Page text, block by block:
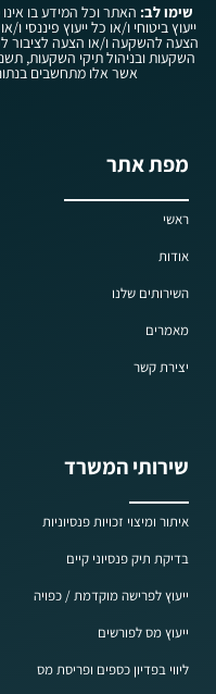
שימו לב: האתר וכל המידע בו אינו
ייעוץ ביטוחי ו/או כל ייעוץ פיננסי
הצעה להשקעה ו/או הצעה לציבור
אשר אלו מתחשבים
מפת אתר
ראשי
אודות
השירותים שלנו
מאמרים
יצירת קשר
שירותי המשרד
איתור ומיצוי זכויות פנסיוניות
בדיקת תיק פנסיוני קיים
ייעוץ לפרישה מוקדמת / כפויה
ייעוץ מס לפורשים
ליווי בפדיון כספים ופריסת מס